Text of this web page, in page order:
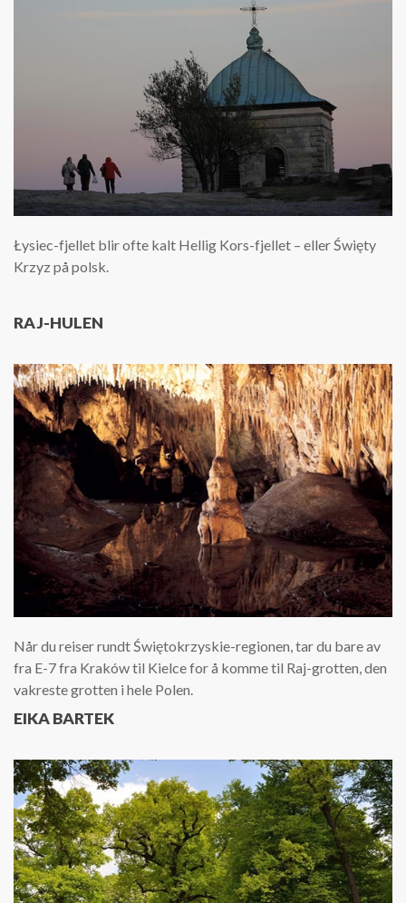
Łysiec-fjellet blir ofte kalt Hellig Kors-fjellet – eller Święty
Krzyz på polsk.
RAJ-HULEN
Når du reiser rundt Świętokrzyskie-regionen, tar du bare av
fra E-7 fra Kraków til Kielce for å komme til Raj-grotten, den
vakreste grotten i hele Polen.
EIKA BARTEK